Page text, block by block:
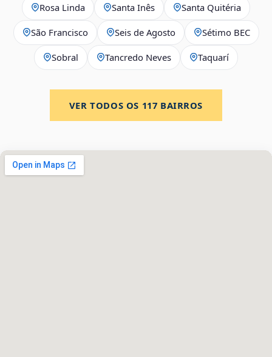
Rosa Linda Santa Inês Santa Quitéria
São Francisco Seis de Agosto Sétimo BEC
Sobral Tancredo Neves Taquarí
VER TODOS OS 117 BAIRROS